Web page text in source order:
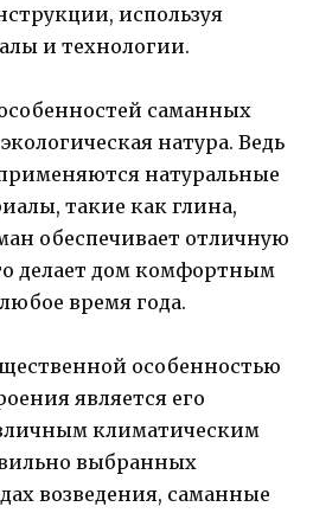
используя
и технологии.
саманных
натура. Ведь
натуральные
такие как глина,
обеспечивает отличную
делает дом комфортным
время года.
особенностью
является его
климатическим
выбранных
возведения, саманные